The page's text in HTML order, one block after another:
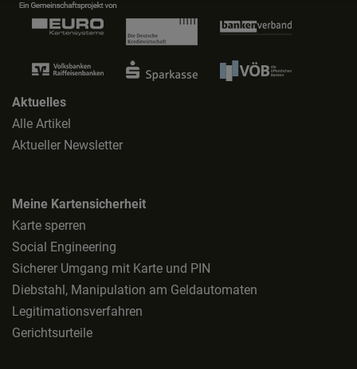
Aktuelles
Alle Artikel
Aktueller Newsletter
Meine Kartensicherheit
Karte sperren
Social Engineering
Sicherer Umgang mit Karte und PIN
Diebstahl, Manipulation am Geldautomaten
Legitimationsverfahren
Gerichtsurteile